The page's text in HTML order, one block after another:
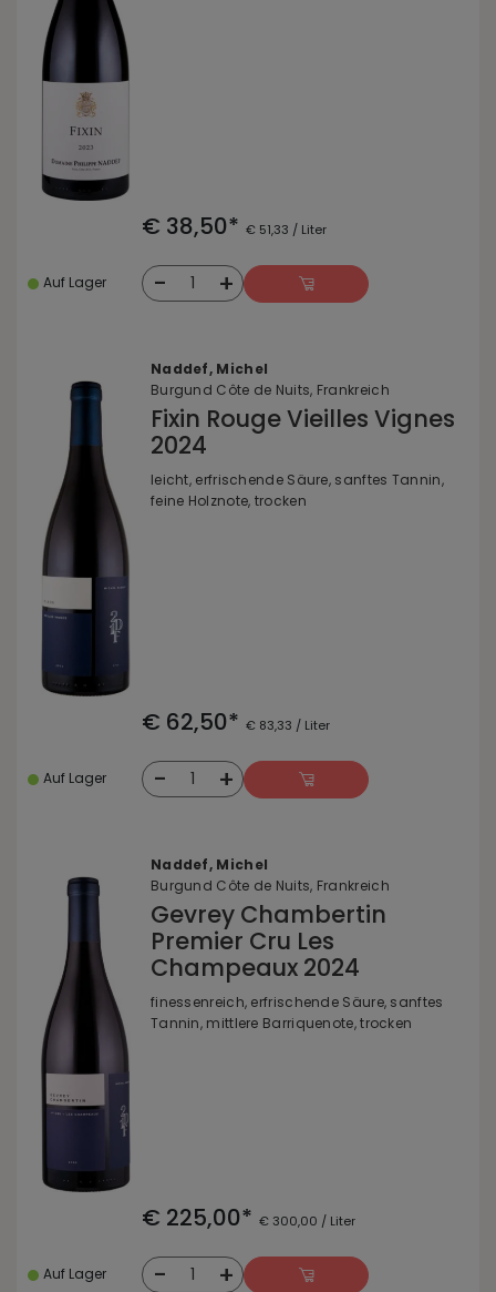
€ 38,50* € 51,33 / Liter
Auf Lager - 1 +
Naddef, Michel
Burgund Côte de Nuits, Frankreich
Fixin Rouge Vieilles Vignes
2024
leicht, erfrischende Säure, sanftes Tannin,
feine Holznote, trocken
€ 62,50* € 83,33 / Liter
Auf Lager - 1 +
Naddef, Michel
Burgund Côte de Nuits, Frankreich
Gevrey Chambertin
Premier Cru Les
Champeaux 2024
finessenreich, erfrischende Säure, sanftes
Tannin, mittlere Barriquenote, trocken
€ 225,00* € 300,00 / Liter
Auf Lager - 1 +